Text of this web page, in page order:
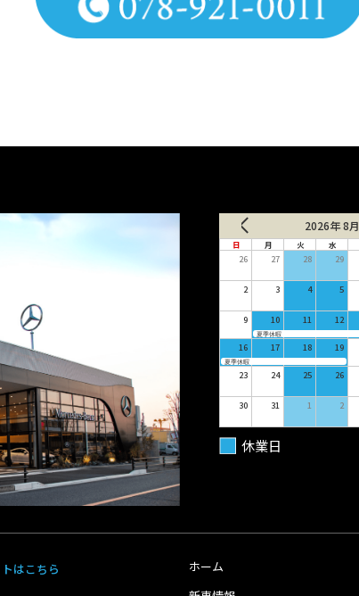
2026年 8月
日 月 火 水
26 27 28 29
2 3 4 5
9 10 11 12
夏季休暇
16 17 18 19
夏季休暇
23 24 25 26
30 31 1 2
休業日
はこちら
ホーム